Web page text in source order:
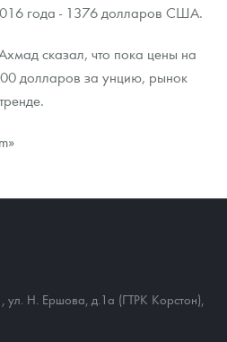
года - 1376 долларов США.
сказал, что пока цены на
долларов за унцию, рынок
ул. Н. Ершова, д.1а (ГТРК Корстон),